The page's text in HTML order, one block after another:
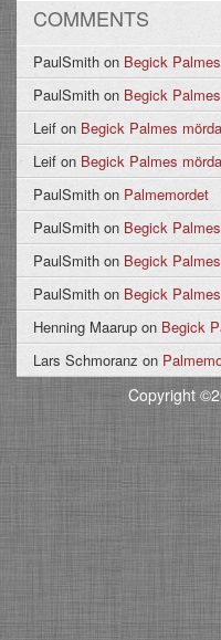
COMMENTS
PaulSmith on Begick
PaulSmith on Begick
Leif on Begick Palmes
Leif on Begick Palmes
PaulSmith on Palmemordet
PaulSmith on Begick
PaulSmith on Begick
PaulSmith on Begick
Henning Maarup on Begick
Lars Schmoranz on
Copyright